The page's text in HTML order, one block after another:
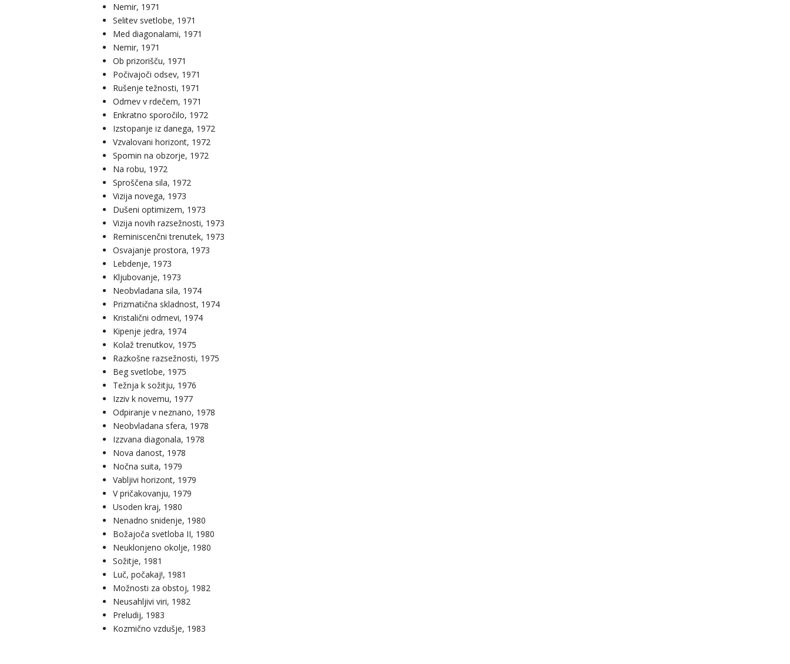
Nemir, 1971
Selitev svetlobe, 1971
Med diagonalami, 1971
Nemir, 1971
Ob prizorišču, 1971
Počivajoči odsev, 1971
Rušenje težnosti, 1971
Odmev v rdečem, 1971
Enkratno sporočilo, 1972
Izstopanje iz danega, 1972
Vzvalovani horizont, 1972
Spomin na obzorje, 1972
Na robu, 1972
Sproščena sila, 1972
Vizija novega, 1973
Dušeni optimizem, 1973
Vizija novih razsežnosti, 1973
Reminiscenčni trenutek, 1973
Osvajanje prostora, 1973
Lebdenje, 1973
Kljubovanje, 1973
Neobvladana sila, 1974
Prizmatična skladnost, 1974
Kristalični odmevi, 1974
Kipenje jedra, 1974
Kolaž trenutkov, 1975
Razkošne razsežnosti, 1975
Beg svetlobe, 1975
Težnja k sožitju, 1976
Izziv k novemu, 1977
Odpiranje v neznano, 1978
Neobvladana sfera, 1978
Izzvana diagonala, 1978
Nova danost, 1978
Nočna suita, 1979
Vabljivi horizont, 1979
V pričakovanju, 1979
Usoden kraj, 1980
Nenadno snidenje, 1980
Božajoča svetloba II, 1980
Neuklonjeno okolje, 1980
Sožitje, 1981
Luč, počakaj!, 1981
Možnosti za obstoj, 1982
Neusahljivi viri, 1982
Preludij, 1983
Kozmično vzdušje, 1983